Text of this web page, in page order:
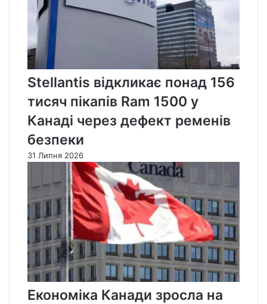
Stellantis відкликає понад 156
тисяч пікапів Ram 1500 у
Канаді через дефект ременів
безпеки
31 Липня 2026
Економіка Канади зросла на